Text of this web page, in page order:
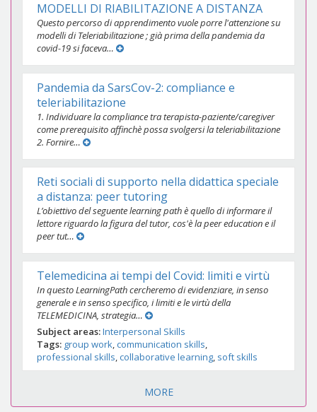
MODELLI DI RIABILITAZIONE A DISTANZA
Questo percorso di apprendimento vuole porre l'attenzione su
modelli di Teleriabilitazione ; già prima della pandemia da
covid-19 si faceva…
Pandemia da SarsCov-2: compliance e
teleriabilitazione
1. Individuare la compliance tra terapista-paziente/caregiver
come prerequisito affinchè possa svolgersi la teleriabilitazione
2. Fornire…
Reti sociali di supporto nella didattica speciale
a distanza: peer tutoring
L’obiettivo del seguente learning path è quello di informare il
lettore riguardo la figura del tutor, cos'è la peer education e il
peer tut…
Telemedicina ai tempi del Covid: limiti e virtù
In questo LearningPath cercheremo di evidenziare, in senso
generale e in senso specifico, i limiti e le virtù della
TELEMEDICINA, strategia…
Subject areas Interpersonal Skills
Tags group work communication skills
professional skills collaborative learning soft skills
MORE